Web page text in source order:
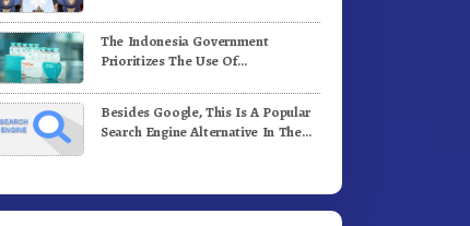
Standards
The Indonesia Government
Prioritizes The Use Of
Vaccines
Besides Google, This Is A Popular
Search Engine Alternative In The